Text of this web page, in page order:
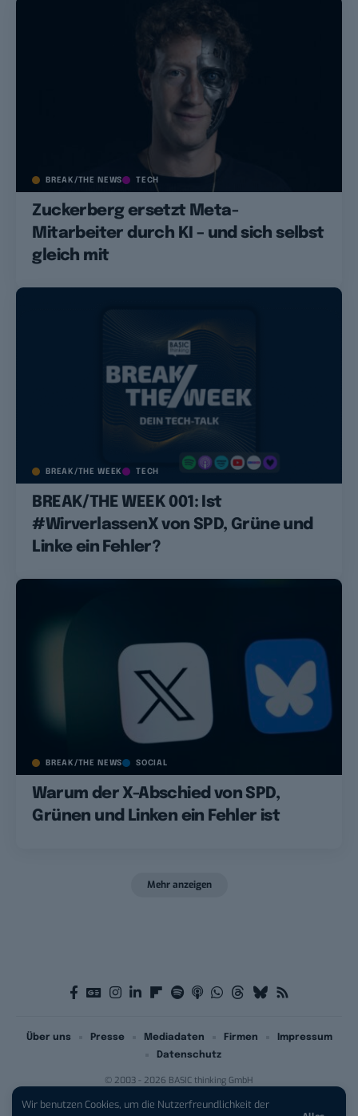
Wir benutzen Cookies, um die Nutzerfreundlichkeit der
BREAK/THE NEWS TECH
Zuckerberg ersetzt Meta-
Mitarbeiter durch KI – und sich selbst
gleich mit
BREAK/THE WEEK TECH
BREAK/THE WEEK 001: Ist
#WirverlassenX von SPD, Grüne und
Linke ein Fehler?
BREAK/THE NEWS SOCIAL
Warum der X-Abschied von SPD,
Grünen und Linken ein Fehler ist
Mehr anzeigen
© 2003 - 2026 BASIC thinking GmbH
Über uns Presse Mediadaten Firmen
Impressum
Datenschutz